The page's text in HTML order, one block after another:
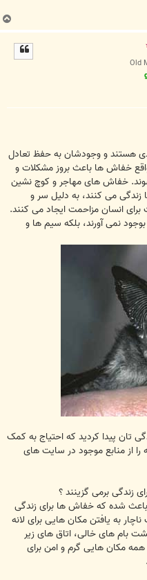
Old
هستند و وجودشان به حفظ تعادل
خفاش ها باعث بروز مشکلات و
خفاش های مهاجر و کوچ نشین
زندگی می کنند، به دلیل سر و
انسان مزاحمت ایجاد می کنند.
نمی آورند، بلکه سیم ها و
تان پیدا کردید که احتیاج به کمک
را از منابع موجود در سایت های
زندگی برمی گزینند ؟
شده که خفاش ها برای زندگی
به یافتن مکان هایی برای لانه
بام های خالی، اتاق های زیر
همه مکان هایی گرم و امن برای